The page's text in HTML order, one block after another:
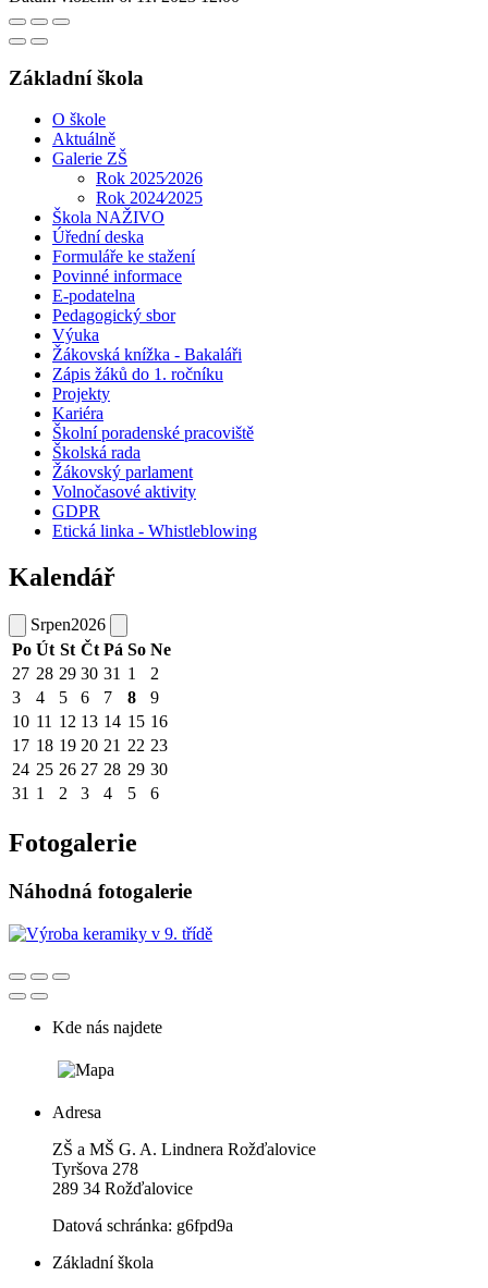
Základní škola
O škole
Aktuálně
Galerie ZŠ
Rok 2025⁄2026
Rok 2024⁄2025
Škola NAŽIVO
Úřední deska
Formuláře ke stažení
Povinné informace
E-podatelna
Pedagogický sbor
Výuka
Žákovská knížka - Bakaláři
Zápis žáků do 1. ročníku
Projekty
Kariéra
Školní poradenské pracoviště
Školská rada
Žákovský parlament
Volnočasové aktivity
GDPR
Etická linka - Whistleblowing
Kalendář
Srpen2026
Po Út St Čt Pá So Ne
27 28 29 30 31 1
2
3
4 5 6 7 8
9
10 11 12 13 14 15 16
17 18 19 20 21 22 23
24 25 26 27 28 29 30
31 1 2 3 4 5 6
Fotogalerie
Náhodná fotogalerie
Kde nás najdete
Adresa
ZŠ a MŠ G. A. Lindnera Rožďalovice
Tyršova 278
289 34 Rožďalovice
Datová schránka: g6fpd9a
Základní škola